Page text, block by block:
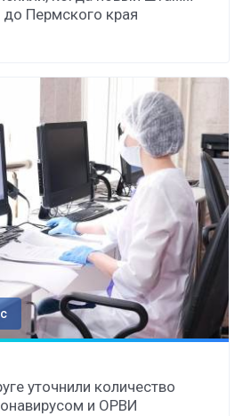
Пермского края
уточнили количество
и ОРВИ